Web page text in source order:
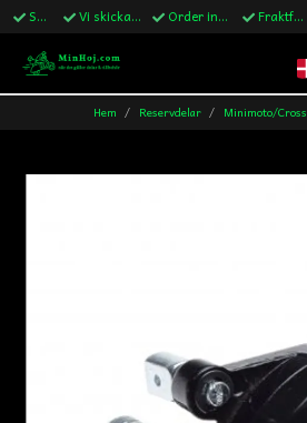
Snabba leveranser Vi skickar till Sverige,Danmark & Finland Order innan kl.13 skickas samma vardag Fraktfritt över 1200kr till Sverige
Hem Reservdelar Minimoto/Cross